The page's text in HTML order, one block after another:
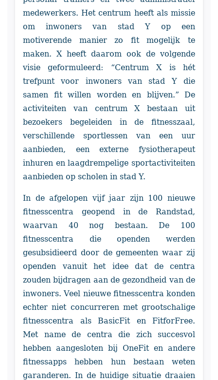
medewerkers. Het centrum heeft als missie
om inwoners van stad Y op een
motiverende manier zo fit mogelijk te
maken. X heeft daarom ook de volgende
visie geformuleerd: “Centrum X is hét
trefpunt voor inwoners van stad Y die
samen fit willen worden en blijven.” De
activiteiten van centrum X bestaan uit
bezoekers begeleiden in de fitnesszaal,
verschillende sportlessen van een uur
aanbieden, een externe fysiotherapeut
inhuren en laagdrempelige sportactiviteiten
aanbieden op scholen in stad Y.
In de afgelopen vijf jaar zijn 100 nieuwe
fitnesscentra geopend in de Randstad,
waarvan 40 nog bestaan. De 100
fitnesscentra die openden werden
gesubsidieerd door de gemeenten waar zij
openden vanuit het idee dat de centra
zouden bijdragen aan de gezondheid van de
inwoners. Veel nieuwe fitnesscentra konden
echter niet concurreren met grootschalige
fitnesscentra als BasicFit en FitforFree.
Met name de centra die zich succesvol
hebben aangesloten bij OneFit en andere
fitnessapps hebben hun bestaan weten
garanderen. In de huidige situatie draaien